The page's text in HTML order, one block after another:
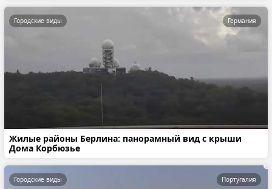
Жилые районы Берлина: панорамный вид с крыши
Дома Корбюзье
Городские виды Германия
Городские виды Португалия